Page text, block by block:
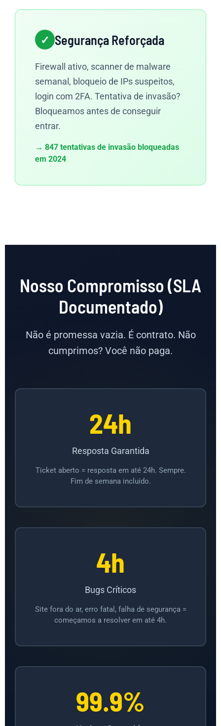
Segurança Reforçada
Firewall ativo, scanner de malware
semanal, bloqueio de IPs suspeitos,
login com 2FA. Tentativa de invasão?
Bloqueamos antes de conseguir
entrar.
→ 847 tentativas de invasão bloqueadas
em 2024
Nosso Compromisso (SLA
Documentado)
Não é promessa vazia. É contrato. Não
cumprimos? Você não paga.
24h
Resposta Garantida
Ticket aberto = resposta em até 24h. Sempre.
Fim de semana incluído.
4h
Bugs Críticos
Site fora do ar, erro fatal, falha de segurança =
começamos a resolver em até 4h.
99.9%